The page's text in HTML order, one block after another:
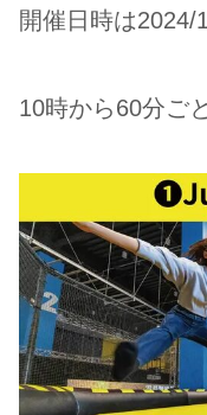
開催日時は2024/
10時から60分ご